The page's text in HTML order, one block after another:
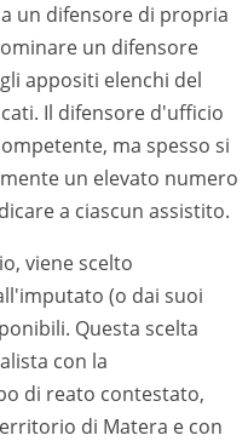
un difensore di propria
un difensore
appositi elenchi del
Il difensore d'ufficio
ma spesso si
un elevato numero
a ciascun assistito.
viene scelto
(o dai suoi
Questa scelta
con la
di reato contestato,
di Matera e con